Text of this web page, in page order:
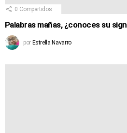
0 Compartidos
Palabras mañas, ¿conoces su
por Estrella Navarro